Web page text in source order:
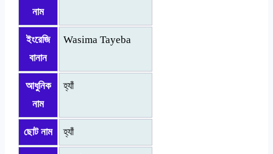
নাম
ইংরেজি
বানান
Wasima Tayeba
আধুনিক
নাম
হ্যাঁ
ছোট নাম হ্যাঁ